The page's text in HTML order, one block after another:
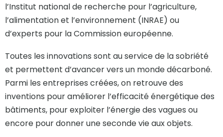
l’Institut national de recherche pour l’agriculture,
l’alimentation et l’environnement (INRAE) ou
d’experts pour la Commission européenne.
Toutes les innovations sont au service de la sobriété
et permettent d’avancer vers un monde décarboné.
Parmi les entreprises créées, on retrouve des
inventions pour améliorer l’efficacité énergétique des
bâtiments, pour exploiter l’énergie des vagues ou
encore pour donner une seconde vie aux objets.